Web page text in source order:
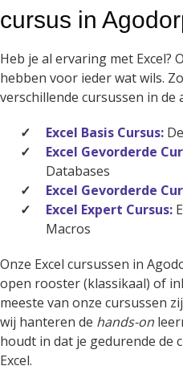
cursus in
Heb je al ervaring met Excel?
hebben voor ieder wat wils.
verschillende cursussen in de
Excel Basis Cursus:
Excel Gevorderde
Databases
Excel Gevorderde
Excel Expert Cursus:
Macros
Onze Excel cursussen in
open rooster (klassikaal) of
meeste van onze cursussen
wij hanteren de hands-on
houdt in dat je gedurende de
Excel.